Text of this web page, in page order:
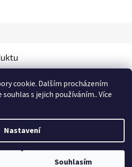
cookie. Dalším procházením
s jejich používáním.. Více
Nastavení
Souhlasím
Vytvořil Shoptet
. Všechna práva vyhrazena.